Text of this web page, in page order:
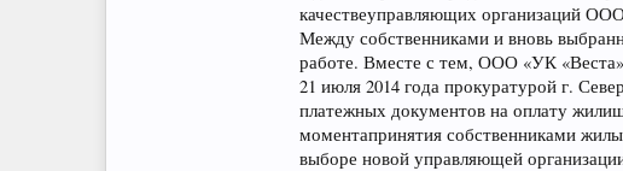
качествеуправляющих организаций
Между собственниками и вновь
работе. Вместе с тем, ООО «УК
21 июля 2014 года прокуратурой г.
платежных документов на оплату
моментапринятия собственниками
выборе новой управляющей